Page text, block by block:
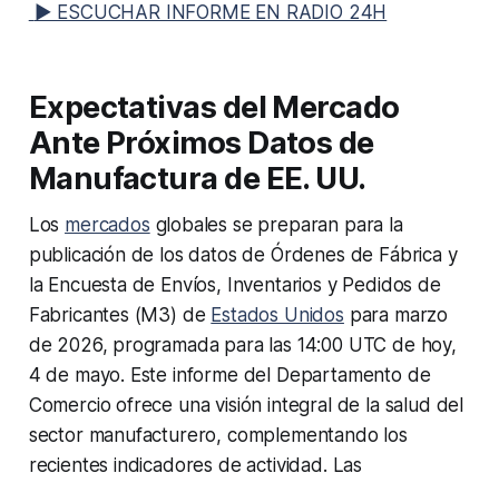
▶ ESCUCHAR INFORME EN RADIO 24H
Expectativas del Mercado
Ante Próximos Datos de
Manufactura de EE. UU.
Los mercados globales se preparan para la
publicación de los datos de Órdenes de Fábrica y
la Encuesta de Envíos, Inventarios y Pedidos de
Fabricantes (M3) de Estados Unidos para marzo
de 2026, programada para las 14:00 UTC de hoy,
4 de mayo. Este informe del Departamento de
Comercio ofrece una visión integral de la salud del
sector manufacturero, complementando los
recientes indicadores de actividad. Las